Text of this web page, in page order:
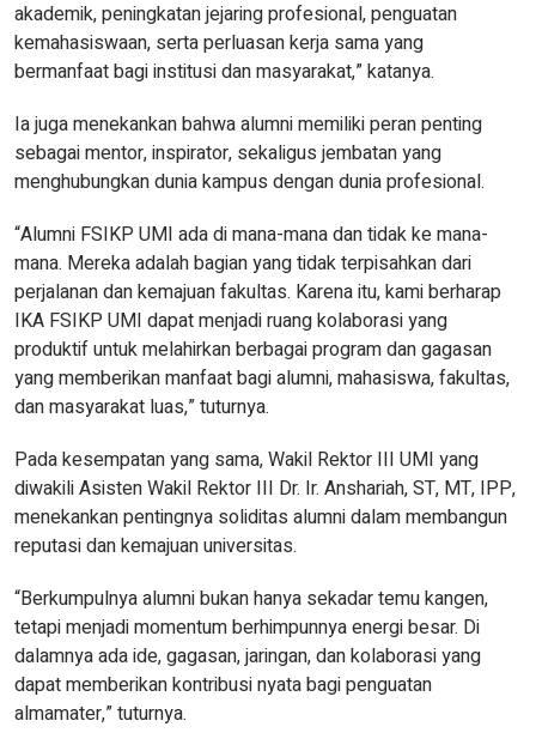
akademik, peningkatan jejaring profesional, penguatan
kemahasiswaan, serta perluasan kerja sama yang
bermanfaat bagi institusi dan masyarakat,” katanya.
Ia juga menekankan bahwa alumni memiliki peran penting
sebagai mentor, inspirator, sekaligus jembatan yang
menghubungkan dunia kampus dengan dunia profesional.
“Alumni FSIKP UMI ada di mana-mana dan tidak ke mana-
mana. Mereka adalah bagian yang tidak terpisahkan dari
perjalanan dan kemajuan fakultas. Karena itu, kami berharap
IKA FSIKP UMI dapat menjadi ruang kolaborasi yang
produktif untuk melahirkan berbagai program dan gagasan
yang memberikan manfaat bagi alumni, mahasiswa, fakultas,
dan masyarakat luas,” tuturnya.
Pada kesempatan yang sama, Wakil Rektor III UMI yang
diwakili Asisten Wakil Rektor III Dr. Ir. Anshariah, ST, MT, IPP,
menekankan pentingnya soliditas alumni dalam membangun
reputasi dan kemajuan universitas.
“Berkumpulnya alumni bukan hanya sekadar temu kangen,
tetapi menjadi momentum berhimpunnya energi besar. Di
dalamnya ada ide, gagasan, jaringan, dan kolaborasi yang
dapat memberikan kontribusi nyata bagi penguatan
almamater,” tuturnya.